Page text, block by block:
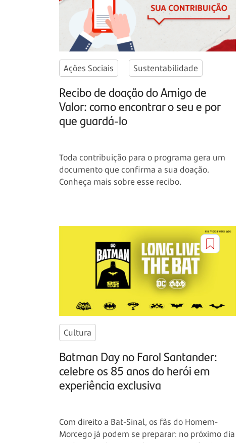
Ações Sociais Sustentabilidade
Recibo de doação do Amigo de
Valor: como encontrar o seu e por
que guardá-lo
Toda contribuição para o programa gera um
documento que confirma a sua doação.
Conheça mais sobre esse recibo.
Cultura
Batman Day no Farol Santander:
celebre os 85 anos do herói em
experiência exclusiva
Com direito a Bat-Sinal, os fãs do Homem-
Morcego já podem se preparar: no próximo dia